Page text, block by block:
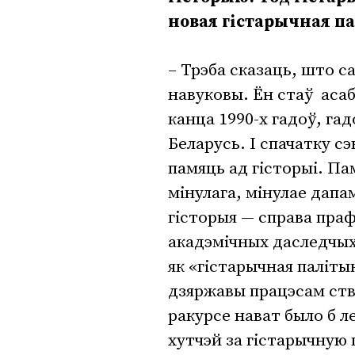
новая гістарычная
– Трэба сказаць, што
навуковы. Ён стаў
канца 1990-х гадоў,
Беларусь. І спачатку
памяць ад гісторыі.
мінулага, мінулае
гісторыя — справа
акадэмічных
як «гістарычная
дзяржавы працэсам
ракурсе нават было б
хутчэй за гістарычную